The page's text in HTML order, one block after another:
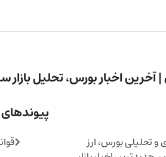
اخبار بورس، تحلیل بازار
تحلیلی بورس، ارز